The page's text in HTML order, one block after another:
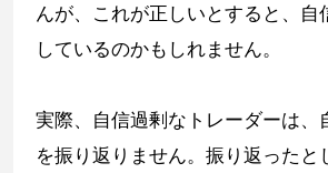
んが、これが正しいとすると、自
しているのかもしれません。
実際、自信過剰なトレーダーは、
を振り返りません。振り返ったと